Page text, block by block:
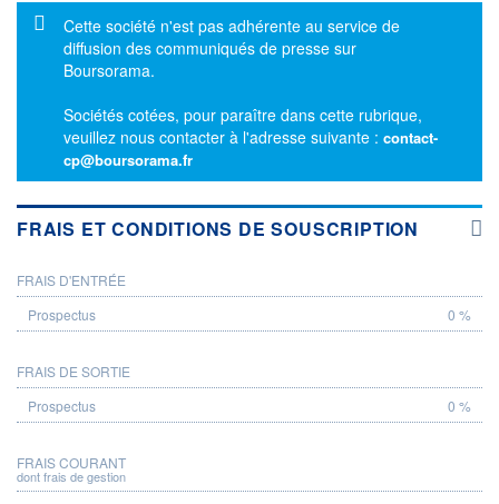
Message d'information
Cette société n'est pas adhérente au service de
diffusion des communiqués de presse sur
Boursorama.
Sociétés cotées, pour paraître dans cette rubrique,
veuillez nous contacter à l'adresse suivante : contact-
cp@boursorama.fr
FRAIS ET CONDITIONS DE SOUSCRIPTION
PROSPECTUS
FRAIS D'ENTRÉE
0 %
FRAIS DE SORTIE
0 %
FRAIS COURANT
dont frais de gestion